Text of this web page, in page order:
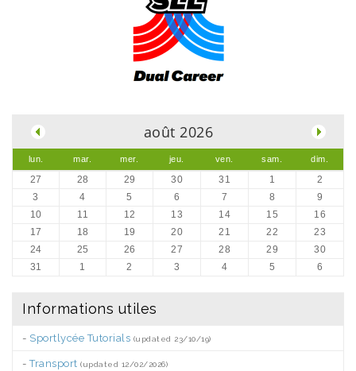
août 2026
lun. mar. mer. jeu. ven. sam. dim.
27 28 29 30 31 1
2
3
4 5 6 7 8
9
10
11 12 13 14 15
16
17
18 19 20 21 22
23
24
25 26 27 28 29
30
31
1 2 3 4 5 6
Informations utiles
- Sportlycée Tutorials (updated 23/10/19)
-Transport (updated 12/02/2026)